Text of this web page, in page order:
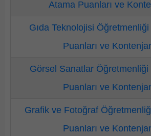
Atama Puanları ve
Gıda Teknolojisi
Puanları ve
Görsel Sanatlar Öğretmenliği
Puanları ve
Grafik ve Fotoğraf
Puanları ve